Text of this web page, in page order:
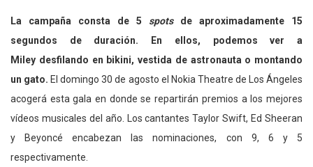
La campaña consta de 5 spotsde aproximadamente 15
segundos de duración. En ellos, podemos ver a
Miley desfilando en bikini, vestida de astronauta o montando
un gato. El domingo 30 de agosto el Nokia Theatre de Los Ángeles
acogerá esta gala en donde se repartirán premios a los mejores
vídeos musicales del año. Los cantantes Taylor Swift, Ed Sheeran
y Beyoncé encabezan las nominaciones, con 9, 6 y 5
respectivamente.